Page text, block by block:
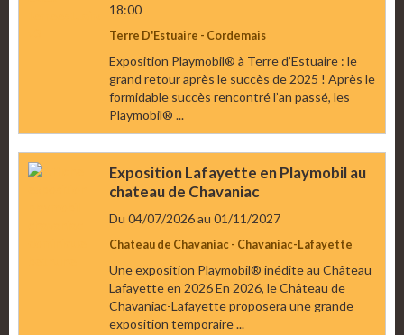
18:00
Terre D'Estuaire - Cordemais
Exposition Playmobil® à Terre d’Estuaire : le
grand retour après le succès de 2025 ! Après le
formidable succès rencontré l’an passé, les
Playmobil® ...
Exposition Lafayette en Playmobil au
chateau de Chavaniac
Du 04/07/2026au 01/11/2027
Chateau de Chavaniac - Chavaniac-Lafayette
Une exposition Playmobil® inédite au Château
Lafayette en 2026 En 2026, le Château de
Chavaniac-Lafayette proposera une grande
exposition temporaire ...